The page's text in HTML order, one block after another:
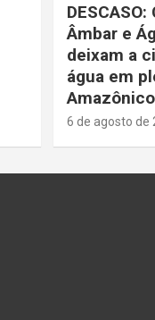
Âmbar e
deixam a
água em
Amazônico
6 de agosto de